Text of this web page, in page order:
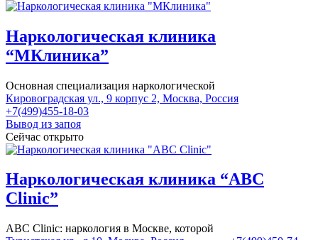
Наркологическая клиника
“МКлиника”
Основная специализация наркологической
Кировоградская ул., 9 корпус 2, Москва, Россия
+7(499)455-18-03
Вывод из запоя
Сейчас открыто
Наркологическая клиника “ABC
Clinic”
ABC Clinic: наркология в Москве, которой